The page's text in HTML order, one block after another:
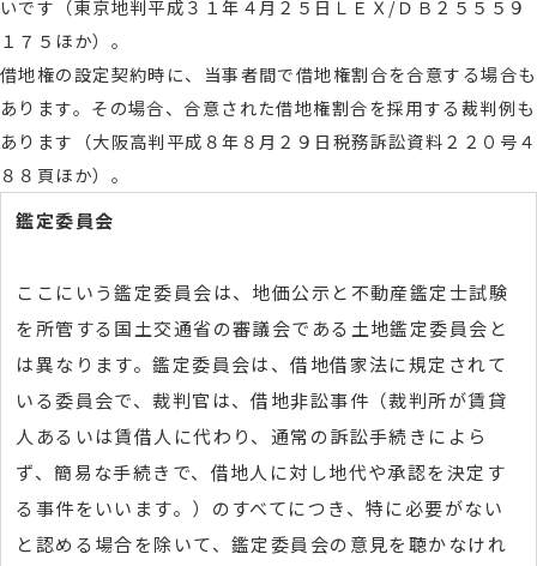
いです（東京地判平成３１年４月２５日ＬＥＸ/ＤＢ２５５５９
１７５ほか）。
借地権の設定契約時に、当事者間で借地権割合を合意する場合も
あります。その場合、合意された借地権割合を採用する裁判例も
あります（大阪高判平成８年８月２９日税務訴訟資料２２０号４
８８頁ほか）。
鑑定委員会
ここにいう鑑定委員会は、地価公示と不動産鑑定士試験
を所管する国土交通省の審議会である土地鑑定委員会と
は異なります。鑑定委員会は、借地借家法に規定されて
いる委員会で、裁判官は、借地非訟事件（裁判所が賃貸
人あるいは賃借人に代わり、通常の訴訟手続きによら
ず、簡易な手続きで、借地人に対し地代や承認を決定す
る事件をいいます。）のすべてにつき、特に必要がない
と認める場合を除いて、鑑定委員会の意見を聴かなけれ